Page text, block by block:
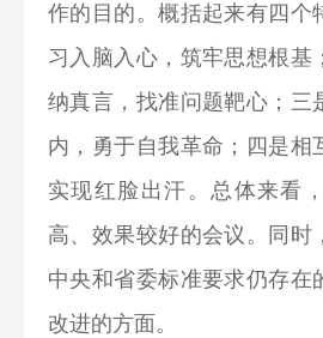
作的目的。概括起来有四个
习入脑入心，筑牢思想根基
纳真言，找准问题靶心；三
内，勇于自我革命；四是相
实现红脸出汗。总体来看
高、效果较好的会议。同时
中央和省委标准要求仍存在
改进的方面。